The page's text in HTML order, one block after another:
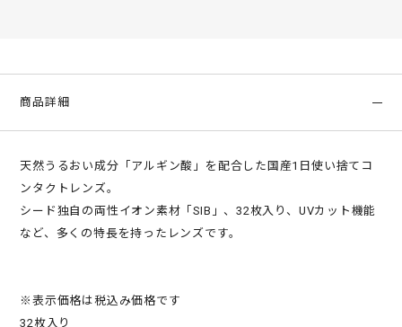
商品詳細
天然うるおい成分「アルギン酸」を配合した国産1日使い捨てコ
ンタクトレンズ。
シード独自の両性イオン素材「SIB」、32枚入り、UVカット機能
など、多くの特長を持ったレンズです。
※表示価格は税込み価格です
32枚入り